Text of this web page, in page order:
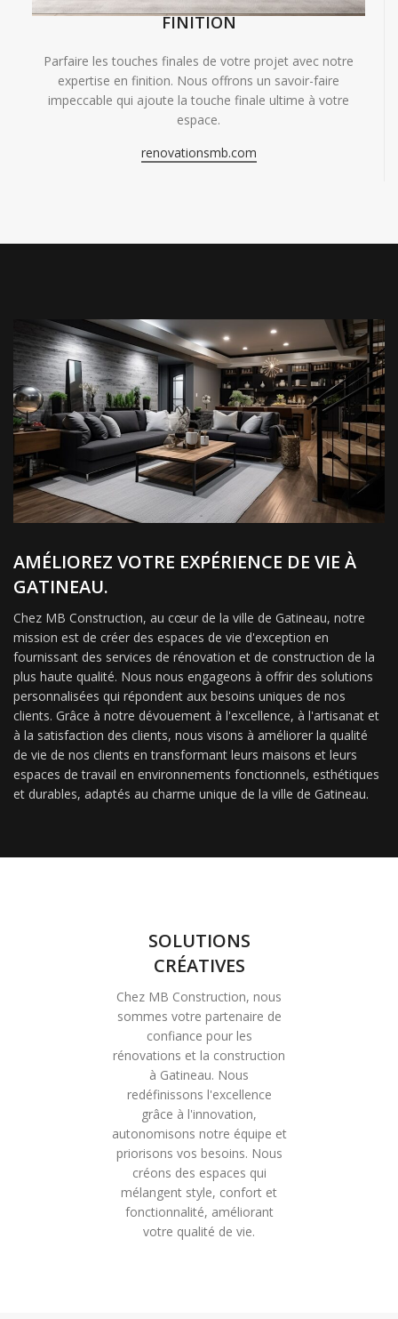
FINITION
Parfaire les touches finales de votre projet avec notre
expertise en finition. Nous offrons un savoir-faire
impeccable qui ajoute la touche finale ultime à votre
espace.
renovationsmb.com
AMÉLIOREZ VOTRE EXPÉRIENCE DE VIE À
GATINEAU.
Chez MB Construction, au cœur de la ville de Gatineau, notre
mission est de créer des espaces de vie d'exception en
fournissant des services de rénovation et de construction de la
plus haute qualité. Nous nous engageons à offrir des solutions
personnalisées qui répondent aux besoins uniques de nos
clients. Grâce à notre dévouement à l'excellence, à l'artisanat et
à la satisfaction des clients, nous visons à améliorer la qualité
de vie de nos clients en transformant leurs maisons et leurs
espaces de travail en environnements fonctionnels, esthétiques
et durables, adaptés au charme unique de la ville de Gatineau.
SOLUTIONS
CRÉATIVES
Chez MB Construction, nous
sommes votre partenaire de
confiance pour les
rénovations et la construction
à Gatineau. Nous
redéfinissons l'excellence
grâce à l'innovation,
autonomisons notre équipe et
priorisons vos besoins. Nous
créons des espaces qui
mélangent style, confort et
fonctionnalité, améliorant
votre qualité de vie.